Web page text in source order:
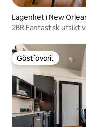
Lägenhet i New
2BR Fantastisk utsikt
Gästfavorit
Gästfavorit